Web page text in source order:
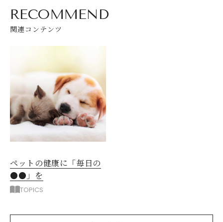
RECOMMEND
関連コンテンツ
ペットの健康に「毎日の
●●」を
TOPICS